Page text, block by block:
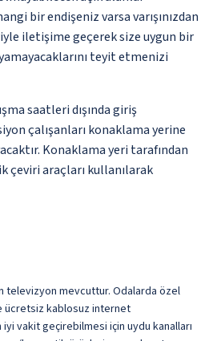
bir endişeniz varsa varışınızdan
iletişime geçerek size uygun bir
teyit etmenizi
saatleri dışında giriş
çalışanları konaklama yerine
Konaklama yeri tarafından
araçları kullanılarak
televizyon mevcuttur. Odalarda özel
ücretsiz kablosuz internet
vakit geçirebilmesi için uydu kanalları